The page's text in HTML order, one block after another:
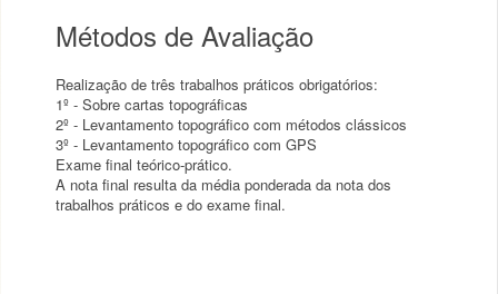
Métodos de Avaliação
Realização de três trabalhos práticos obrigatórios:
1º - Sobre cartas topográficas
2º - Levantamento topográfico com métodos clássicos
3º - Levantamento topográfico com GPS
Exame final teórico-prático.
A nota final resulta da média ponderada da nota dos
trabalhos práticos e do exame final.